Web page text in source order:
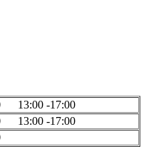
13:00 -17:00
13:00 -17:00